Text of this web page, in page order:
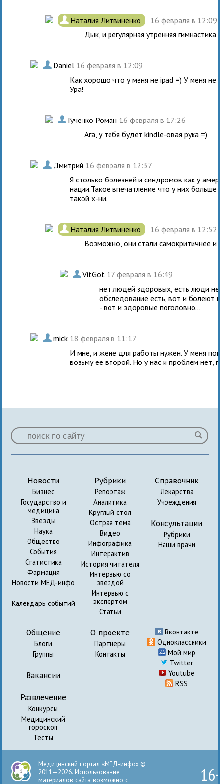
. Наталия Литвиненко
16 февраля в 12:09
Дык, и регулярная утренняя
. Daniel 16 февраля в 12:09
Как хорошо что у меня не ipad =) У меня не
Ура!
. Гученко Роман 16 февраля в 17:26
Ага, у тебя будет kindle-овая рука =)
. Дмитрий 16 февраля в 12:37
Я столько болезней и синдромов как у
нации.Такое впечатление что у них
такой х-ни.
. Наталия Литвиненко
16 февраля в 12:52
Возможно, они стали самокритичнее
. VitGot 17 февраля в 16:49
нет людей здоровых, есть люди
обследование есть, вот и болеют
- вот и здоровые поголовно...
. mick 18 февраля в 11:17
И мне, и жене для работы нужен. У меня
возьму ее второй. Но у нас и проблем нет,
Новости
Бизнес
Государство и
медицина
Звезды
Наука
Общество
События
Статистика
Фармация
Новости МЕД-инфо
Календарь событий
Рубрики
Репортаж
Аналитика
Круглый стол
Острая тема
Видео
Инфографика
Интерактив
История читателя
Интервью со
звездой
Интервью с
экспертом
Статьи
Справочник
Лекарства
Учреждения
Консультации
Рубрики
Наши врачи
Общение
Блоги
Группы
Вакансии
Развлечение
Конкурсы
Медицинский
гороскоп
Тесты
О проекте
Партнеры
Контакты
Вконтакте
Одноклассники
Мой мир
Twitter
Youtube
RSS
Медицинский портал «МЕД-инфо» ©
2011—2026. Использование
материалов сайта возможно с